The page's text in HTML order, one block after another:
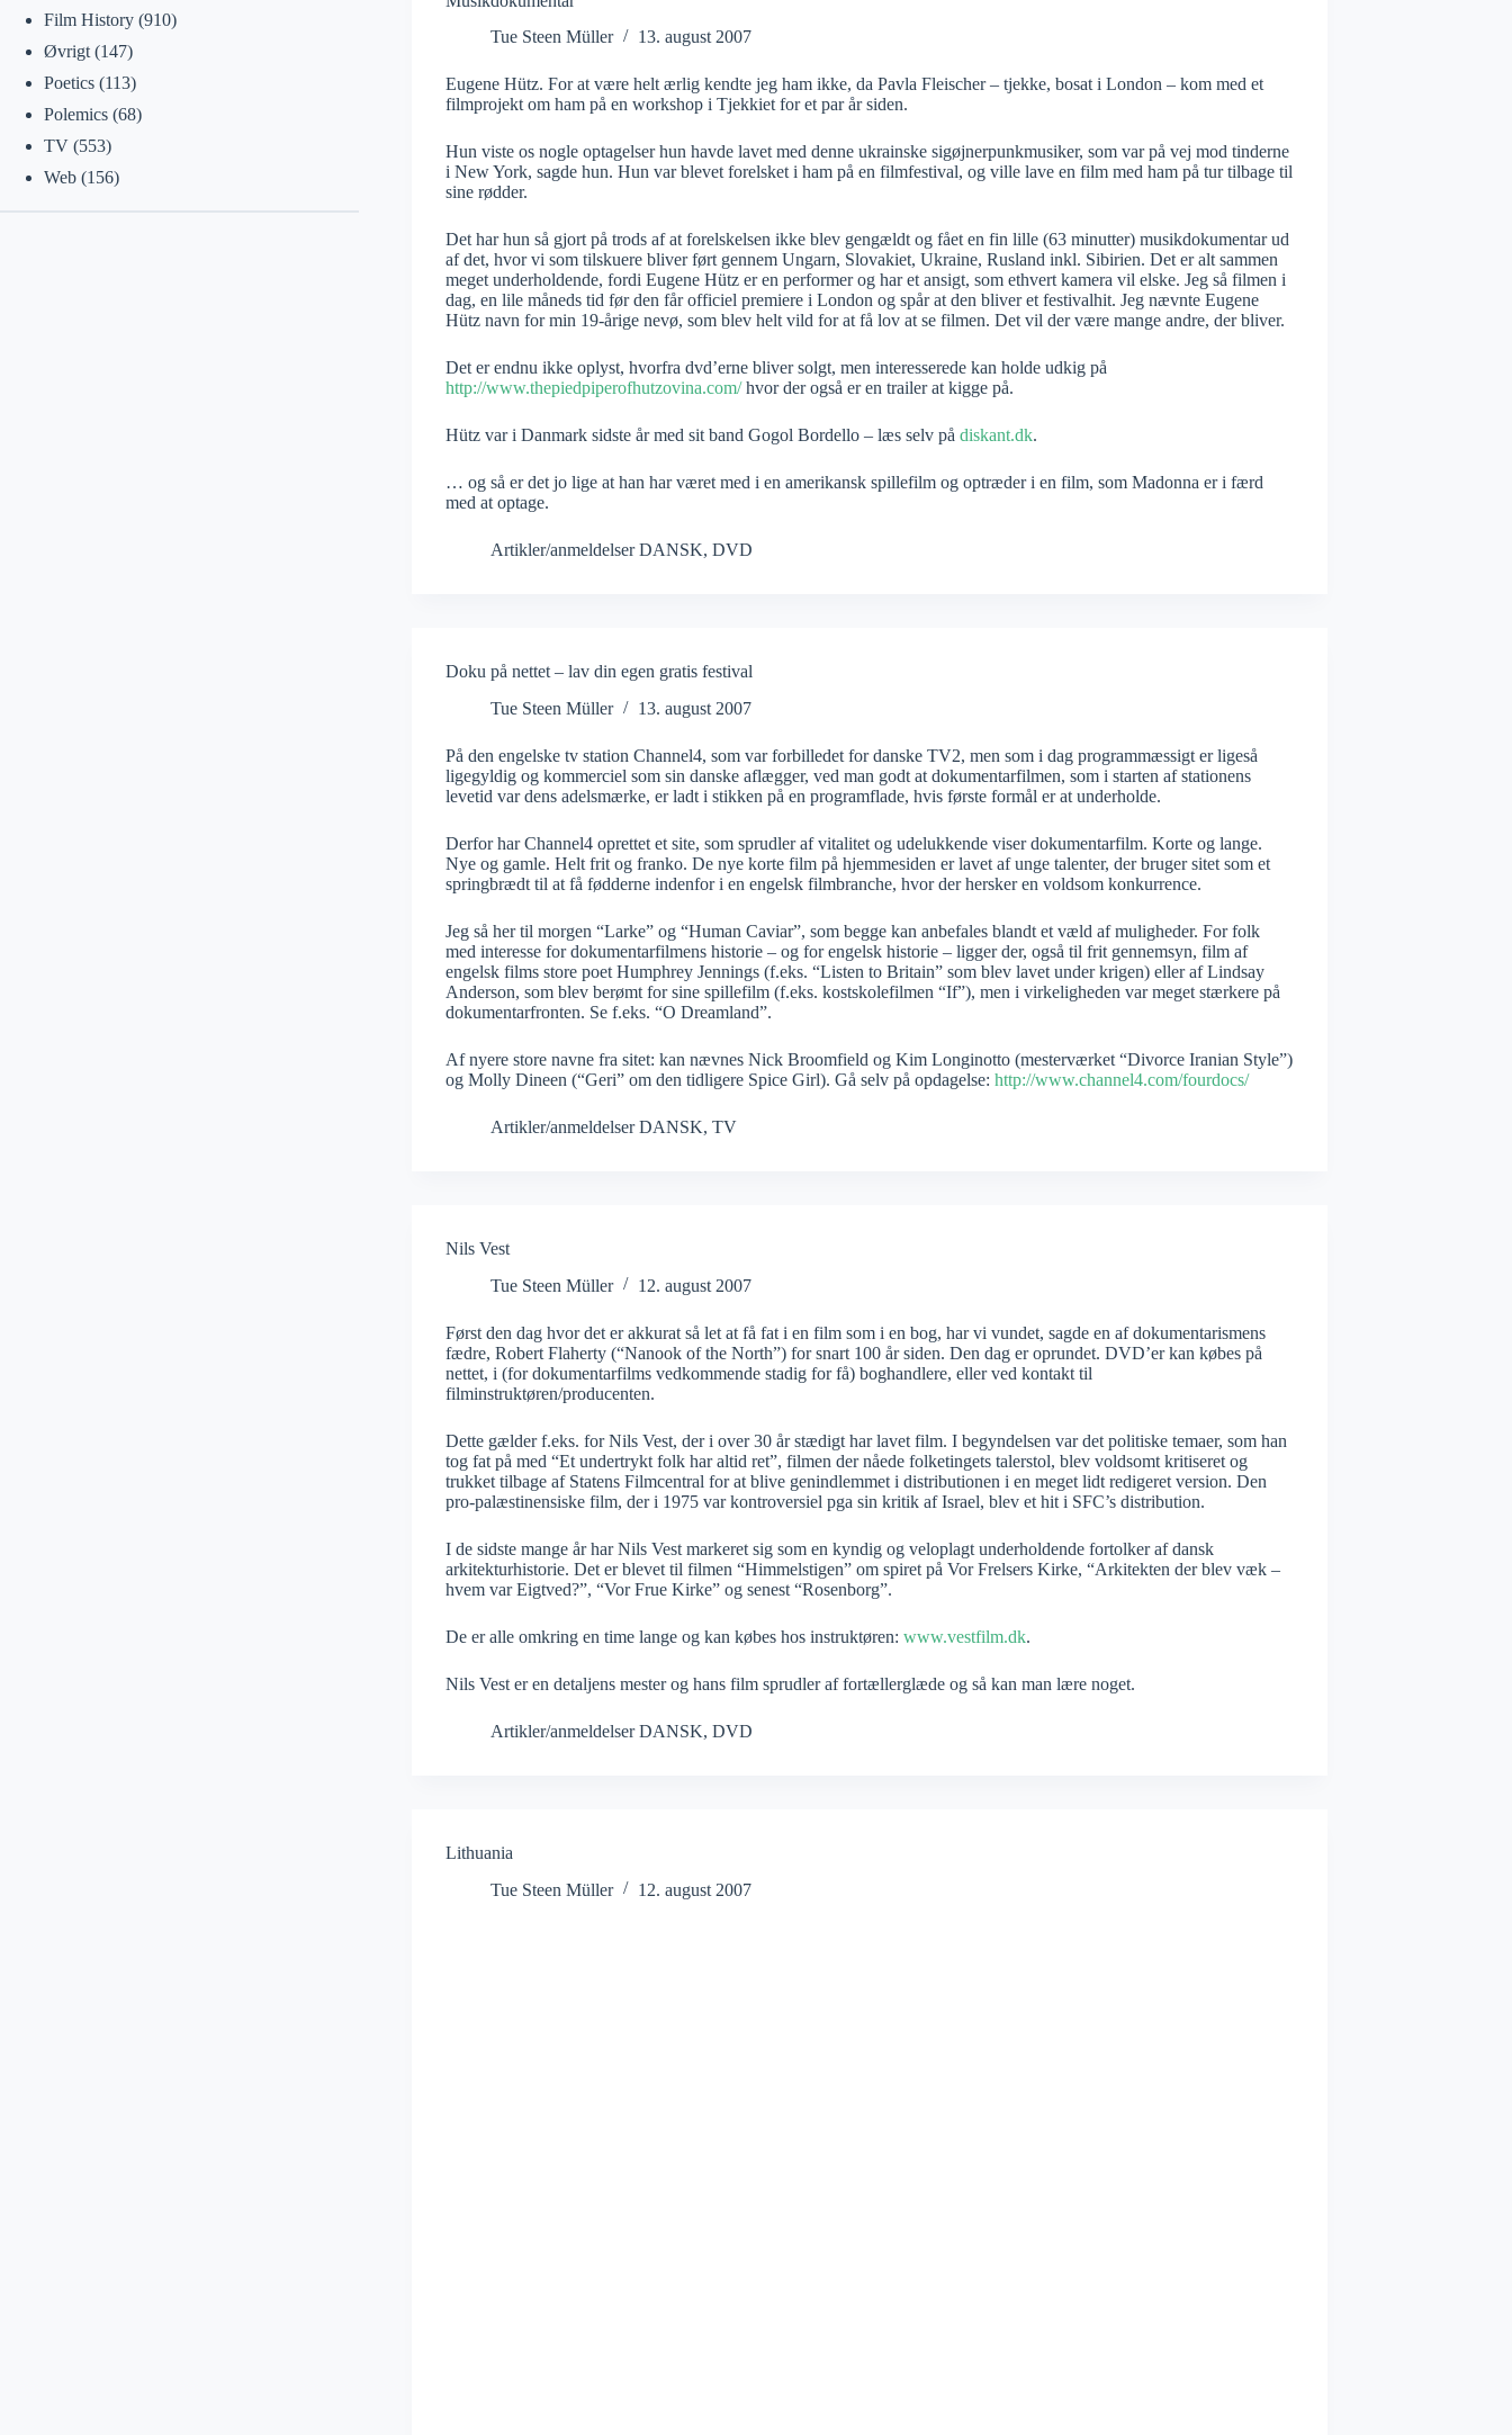
Tue Steen Müller
13. august 2007
Eugene Hütz. For at være helt ærlig kendte jeg ham ikke, da Pavla Fleischer – tjekke, bosat i London – kom med et
filmprojekt om ham på en workshop i Tjekkiet for et par år siden.
Hun viste os nogle optagelser hun havde lavet med denne ukrainske sigøjnerpunkmusiker, som var på vej mod tinderne
i New York, sagde hun. Hun var blevet forelsket i ham på en filmfestival, og ville lave en film med ham på tur tilbage til
sine rødder.
Det har hun så gjort på trods af at forelskelsen ikke blev gengældt og fået en fin lille (63 minutter) musikdokumentar ud
af det, hvor vi som tilskuere bliver ført gennem Ungarn, Slovakiet, Ukraine, Rusland inkl. Sibirien. Det er alt sammen
meget underholdende, fordi Eugene Hütz er en performer og har et ansigt, som ethvert kamera vil elske. Jeg så filmen i
dag, en lile måneds tid før den får officiel premiere i London og spår at den bliver et festivalhit. Jeg nævnte Eugene
Hütz navn for min 19-årige nevø, som blev helt vild for at få lov at se filmen. Det vil der være mange andre, der bliver.
Det er endnu ikke oplyst, hvorfra dvd’erne bliver solgt, men interesserede kan holde udkig på
http://www.thepiedpiperofhutzovina.com/hvor der også er en trailer at kigge på.
Hütz var i Danmark sidste år med sit band Gogol Bordello – læs selv på diskant.dk.
… og så er det jo lige at han har været med i en amerikansk spillefilm og optræder i en film, som Madonna er i færd
med at optage.
Artikler/anmeldelser DANSK, DVD
Doku på nettet – lav din egen gratis festival
Tue Steen Müller
13. august 2007
På den engelske tv station Channel4, som var forbilledet for danske TV2, men som i dag programmæssigt er ligeså
ligegyldig og kommerciel som sin danske aflægger, ved man godt at dokumentarfilmen, som i starten af stationens
levetid var dens adelsmærke, er ladt i stikken på en programflade, hvis første formål er at underholde.
Derfor har Channel4 oprettet et site, som sprudler af vitalitet og udelukkende viser dokumentarfilm. Korte og lange.
Nye og gamle. Helt frit og franko. De nye korte film på hjemmesiden er lavet af unge talenter, der bruger sitet som et
springbrædt til at få fødderne indenfor i en engelsk filmbranche, hvor der hersker en voldsom konkurrence.
Jeg så her til morgen “Larke” og “Human Caviar”, som begge kan anbefales blandt et væld af muligheder. For folk
med interesse for dokumentarfilmens historie – og for engelsk historie – ligger der, også til frit gennemsyn, film af
engelsk films store poet Humphrey Jennings (f.eks. “Listen to Britain” som blev lavet under krigen) eller af Lindsay
Anderson, som blev berømt for sine spillefilm (f.eks. kostskolefilmen “If”), men i virkeligheden var meget stærkere på
dokumentarfronten. Se f.eks. “O Dreamland”.
Af nyere store navne fra sitet: kan nævnes Nick Broomfield og Kim Longinotto (mesterværket “Divorce Iranian Style”)
og Molly Dineen (“Geri” om den tidligere Spice Girl). Gå selv på opdagelse: http://www.channel4.com/fourdocs/
Artikler/anmeldelser DANSK, TV
Nils Vest
Tue Steen Müller
12. august 2007
Først den dag hvor det er akkurat så let at få fat i en film som i en bog, har vi vundet, sagde en af dokumentarismens
fædre, Robert Flaherty (“Nanook of the North”) for snart 100 år siden. Den dag er oprundet. DVD’er kan købes på
nettet, i (for dokumentarfilms vedkommende stadig for få) boghandlere, eller ved kontakt til
filminstruktøren/producenten.
Dette gælder f.eks. for Nils Vest, der i over 30 år stædigt har lavet film. I begyndelsen var det politiske temaer, som han
tog fat på med “Et undertrykt folk har altid ret”, filmen der nåede folketingets talerstol, blev voldsomt kritiseret og
trukket tilbage af Statens Filmcentral for at blive genindlemmet i distributionen i en meget lidt redigeret version. Den
pro-palæstinensiske film, der i 1975 var kontroversiel pga sin kritik af Israel, blev et hit i SFC’s distribution.
I de sidste mange år har Nils Vest markeret sig som en kyndig og veloplagt underholdende fortolker af dansk
arkitekturhistorie. Det er blevet til filmen “Himmelstigen” om spiret på Vor Frelsers Kirke, “Arkitekten der blev væk –
hvem var Eigtved?”, “Vor Frue Kirke” og senest “Rosenborg”.
De er alle omkring en time lange og kan købes hos instruktøren: www.vestfilm.dk.
Nils Vest er en detaljens mester og hans film sprudler af fortællerglæde og så kan man lære noget.
Artikler/anmeldelser DANSK, DVD
Lithuania
Tue Steen Müller
12. august 2007
Film History(910)
Øvrigt(147)
Poetics(113)
Polemics(68)
TV(553)
Web(156)